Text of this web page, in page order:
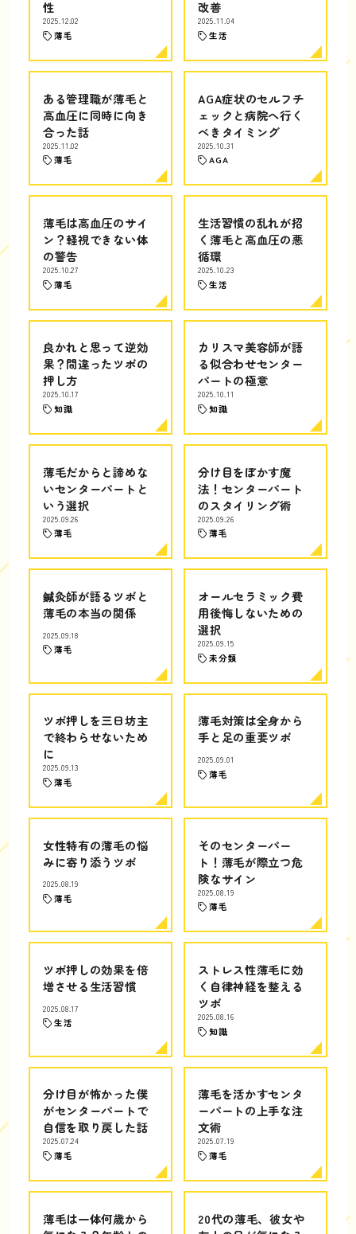
性
2025.12.02
薄毛
改善
2025.11.04
生活
ある管理職が薄毛と
高血圧に同時に向き
合った話
2025.11.02
薄毛
AGA症状のセルフチ
ェックと病院へ行く
べきタイミング
2025.10.31
AGA
薄毛は高血圧のサイ
ン？軽視できない体
の警告
2025.10.27
薄毛
生活習慣の乱れが招
く薄毛と高血圧の悪
循環
2025.10.23
生活
良かれと思って逆効
果？間違ったツボの
押し方
2025.10.17
知識
カリスマ美容師が語
る似合わせセンター
パートの極意
2025.10.11
知識
薄毛だからと諦めな
いセンターパートと
いう選択
2025.09.26
薄毛
分け目をぼかす魔
法！センターパート
のスタイリング術
2025.09.26
薄毛
鍼灸師が語るツボと
薄毛の本当の関係
2025.09.18
薄毛
オールセラミック費
用後悔しないための
選択
2025.09.15
未分類
ツボ押しを三日坊主
で終わらせないため
に
2025.09.13
薄毛
薄毛対策は全身から
手と足の重要ツボ
2025.09.01
薄毛
女性特有の薄毛の悩
みに寄り添うツボ
2025.08.19
薄毛
そのセンターパー
ト！薄毛が際立つ危
険なサイン
2025.08.19
薄毛
ツボ押しの効果を倍
増させる生活習慣
2025.08.17
生活
ストレス性薄毛に効
く自律神経を整える
ツボ
2025.08.16
知識
分け目が怖かった僕
がセンターパートで
自信を取り戻した話
2025.07.24
薄毛
薄毛を活かすセンタ
ーパートの上手な注
文術
2025.07.19
薄毛
薄毛は一体何歳から
20代の薄毛、彼女や